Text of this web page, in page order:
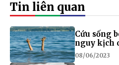
Tin liên quan
Cứu sống
nguy kịch
08/06/2023